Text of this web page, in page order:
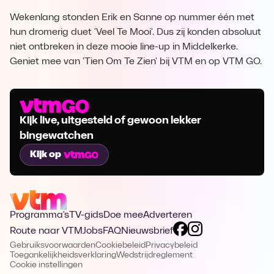
Wekenlang stonden Erik en Sanne op nummer één met
hun dromerig duet 'Veel Te Mooi'. Dus zij konden absoluut
niet ontbreken in deze mooie line-up in Middelkerke.
Geniet mee van 'Tien Om Te Zien' bij VTM en op VTM GO.
Kijk live, uitgesteld of gewoon lekker
bingewatchen
Kijk op
Programma's TV-gidsDoe meeAdverteren
Route naar VTMJobsFAQNieuwsbrief
GebruiksvoorwaardenCookiebeleidPrivacybeleid
ToegankelijkheidsverklaringWedstrijdreglement
Cookie instellingen